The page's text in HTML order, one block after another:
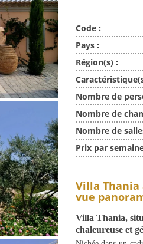
Code :
Pays :
Région(s) :
Nombre de
Nombre de
Nombre de
Prix par
Villa Thania
vue
Villa Thania,
chaleureuse et